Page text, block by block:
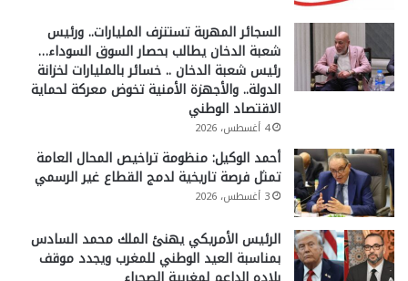
السجائر المهربة تستنزف المليارات.. ورئيس
شعبة الدخان يطالب بحصار السوق السوداء…
رئيس شعبة الدخان .. خسائر بالمليارات لخزانة
الدولة.. والأجهزة الأمنية تخوض معركة لحماية
الاقتصاد الوطني
4 أغسطس، 2026
أحمد الوكيل: منظومة تراخيص المحال العامة
تمثل فرصة تاريخية لدمج القطاع غير الرسمي
3 أغسطس، 2026
الرئيس الأمريكي يهنئ الملك محمد السادس
بمناسبة العيد الوطني للمغرب ويجدد موقف